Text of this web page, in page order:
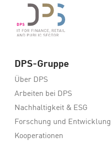
DPS-Gruppe
Über DPS
Arbeiten bei DPS
Nachhaltigkeit & ESG
Forschung und Entwicklung
Kooperationen